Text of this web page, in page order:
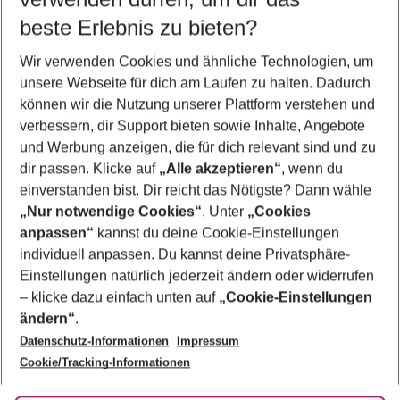
5-8 Nächte
2 Erwachsene Keine Kinder
Mehr Filter anzeigen
Footer
Footer navigation
Über uns
AGB
Bestpreisgarantie
Cookie-Einstellungen ändern
Cookie-Richtlinie
Agenturbetreuung
Barrierefreies Reisen
Folge uns
beste Erlebnis zu bieten?
Wir verwenden Cookies und ähnliche Technologien, um
unsere Webseite für dich am Laufen zu halten. Dadurch
können wir die Nutzung unserer Plattform verstehen und
verbessern, dir Support bieten sowie Inhalte, Angebote
und Werbung anzeigen, die für dich relevant sind und zu
dir passen. Klicke auf „Alle akzeptieren“, wenn du
einverstanden bist. Dir reicht das Nötigste? Dann wähle
„Nur notwendige Cookies“. Unter „Cookies
anpassen“ kannst du deine Cookie-Einstellungen
individuell anpassen. Du kannst deine Privatsphäre-
Einstellungen natürlich jederzeit ändern oder widerrufen
– klicke dazu einfach unten auf „Cookie-Einstellungen
ändern“.
Datenschutz-Informationen
Impressum
Cookie/Tracking-Informationen